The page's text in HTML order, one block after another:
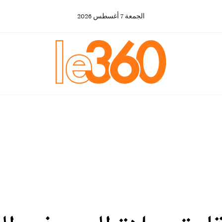
الجمعة 7 أغسطس 2026